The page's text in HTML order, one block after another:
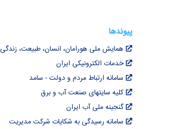
پیوندها
همایش ملی هورامان، انسان، طبیعت، زندگی
خدمات الکترونیکی ایران
سامانه ارتباط مردم و دولت - سامد
کلیه سایتهای صنعت آب و برق
گنجینه ملی آب ایران
سامانه رسیدگی به شکایات شرکت مدیریت